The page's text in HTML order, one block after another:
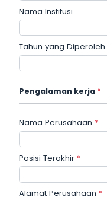
Nama Institusi
Tahun yang Diperoleh
Pengalaman kerja *
Nama Perusahaan *
Posisi Terakhir *
Alamat Perusahaan *